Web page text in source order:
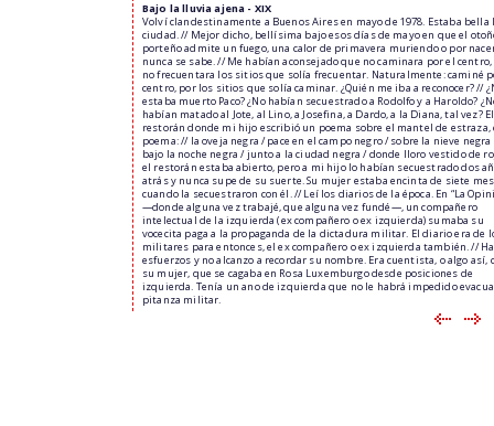
Bajo la lluvia ajena - XIX
Volví clandestinamente a Buenos Aires en mayo de 1978. Estaba bella
ciudad. // Mejor dicho, bellísima bajo esos días de mayo en que el
porteño admite un fuego, una calor de primavera muriendo o por
nunca se sabe. // Me habían aconsejado que no caminara por el
no frecuentara los sitios que solía frecuentar. Naturalmente: caminé
centro, por los sitios que solía caminar. ¿Quién me iba a reconocer? //
estaba muerto Paco? ¿No habían secuestrado a Rodolfo y a Haroldo?
habían matado al Jote, al Lino, a Josefina, a Dardo, a la Diana, tal vez? El
restorán donde mi hijo escribió un poema sobre el mantel de estraza,
poema: // la oveja negra / pace en el campo negro / sobre la nieve negra
bajo la noche negra / junto a la ciudad negra / donde lloro vestido de
el restorán estaba abierto, pero a mi hijo lo habían secuestrado dos
atrás y nunca supe de su suerte. Su mujer estaba encinta de siete
cuando la secuestraron con él. // Leí los diarios de la época. En “La
—donde alguna vez trabajé, que alguna vez fundé—, un compañero
intelectual de la izquierda (ex compañero o ex izquierda) sumaba su
vocecita paga a la propaganda de la dictadura militar. El diario era de
militares para entonces, el ex compañero o ex izquierda también. //
esfuerzos y no alcanzo a recordar su nombre. Era cuentista, o algo así,
su mujer, que se cagaba en Rosa Luxemburgo desde posiciones de
izquierda. Tenía un ano de izquierda que no le habrá impedido
pitanza militar.